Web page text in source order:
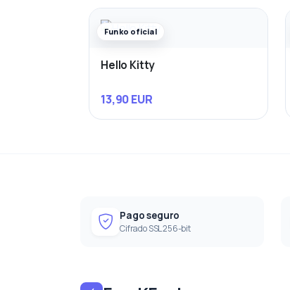
Funko oficial
Hello Kitty
13,90 EUR
Pago seguro
Cifrado SSL 256-bit